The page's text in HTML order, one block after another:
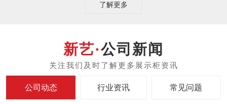
了解更多
公司新闻
公司动态 行业资讯 常见问题